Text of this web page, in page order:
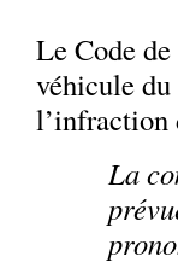
Le Code
véhicule
l’infraction
La